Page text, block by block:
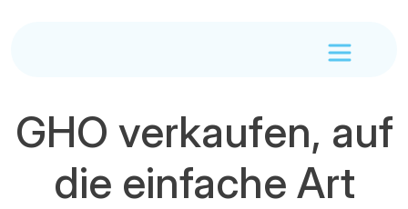
GHO verkaufen, auf
die einfache Art